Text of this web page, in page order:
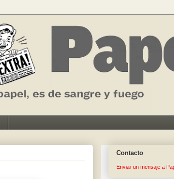
Contacto
Enviar un mensaje a